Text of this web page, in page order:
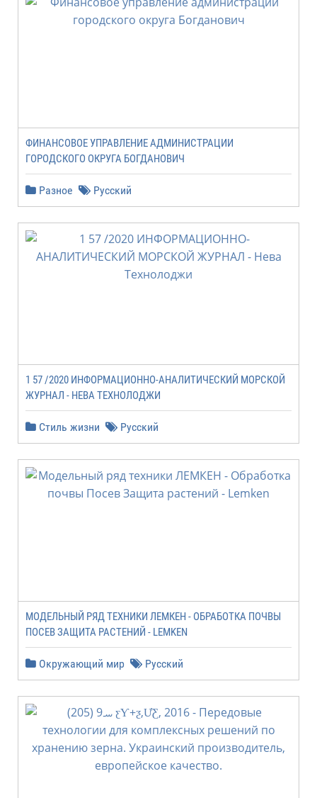
ФИНАНСОВОЕ УПРАВЛЕНИЕ АДМИНИСТРАЦИИ
ГОРОДСКОГО ОКРУГА БОГДАНОВИЧ
Разное Русский
1 57 /2020 ИНФОРМАЦИОННО-АНАЛИТИЧЕСКИЙ МОРСКОЙ
ЖУРНАЛ - НЕВА ТЕХНОЛОДЖИ
Стиль жизни Русский
МОДЕЛЬНЫЙ РЯД ТЕХНИКИ ЛЕМКЕН - ОБРАБОТКА ПОЧВЫ
ПОСЕВ ЗАЩИТА РАСТЕНИЙ - LEMKEN
Окружающий мир Русский